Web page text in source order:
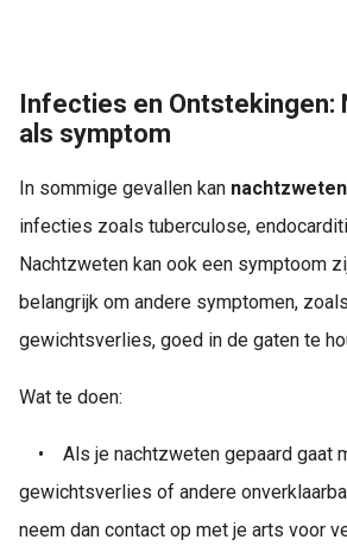
Infecties en Ontstekingen:
als symptom
In sommige gevallen kan nachtzweten
infecties zoals tuberculose,
Nachtzweten kan ook een symptoom
belangrijk om andere symptomen,
gewichtsverlies, goed in de gaten te
Wat te doen:
•
Als je nachtzweten gepaard gaat
gewichtsverlies of andere
neem dan contact op met je arts voor